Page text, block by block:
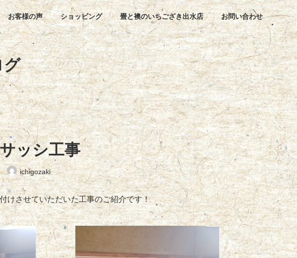
お客様の声 ショッピング 畳と襖のいちござき出水店 お問い合わせ
グ
ッシ工事
ichigozaki
けさせていただいた工事のご紹介です！